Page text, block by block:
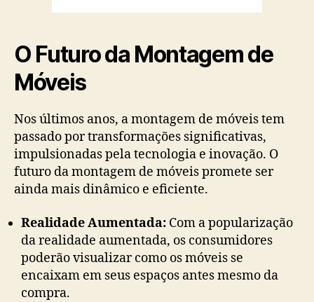
O Futuro da Montagem de
Móveis
Nos últimos anos, a montagem de móveis tem
passado por transformações significativas,
impulsionadas pela tecnologia e inovação. O
futuro da montagem de móveis promete ser
ainda mais dinâmico e eficiente.
Realidade Aumentada: Com a popularização
da realidade aumentada, os consumidores
poderão visualizar como os móveis se
encaixam em seus espaços antes mesmo da
compra.